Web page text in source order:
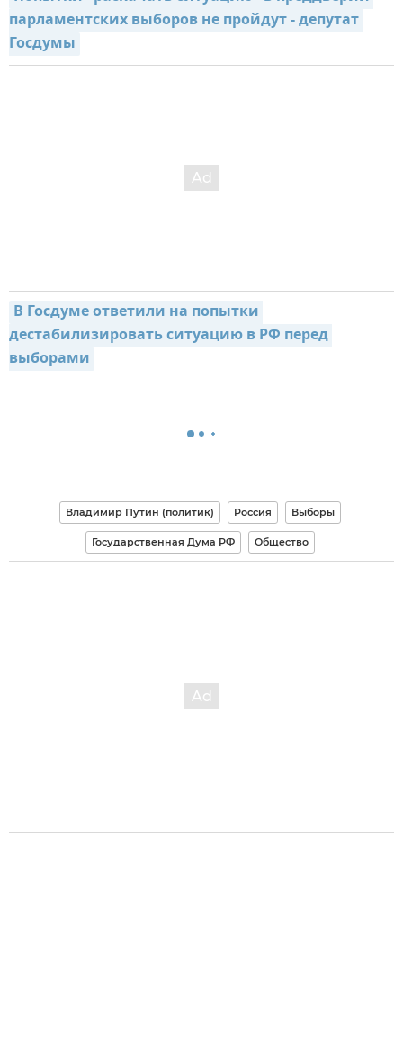
парламентских выборов не пройдут - депутат
Госдумы
В Госдуме ответили на попытки
дестабилизировать ситуацию в РФ перед
выборами
Владимир Путин (политик) Россия Выборы
Государственная Дума РФ Общество